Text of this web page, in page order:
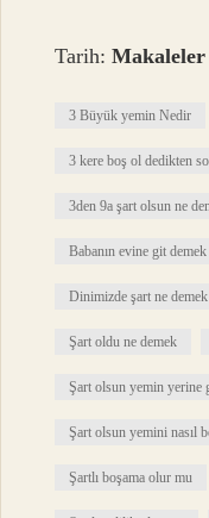
Tarih:Makaleler
3 Büyük yemin Nedir
3 kere boş ol dedikten
3den 9a şart olsun ne
Babanın evine git
Dinimizde şart ne demek
Şart oldu ne demek
Şart olsun yemin yerine
Şart olsun yemini nasıl
Şartlı boşama olur mu